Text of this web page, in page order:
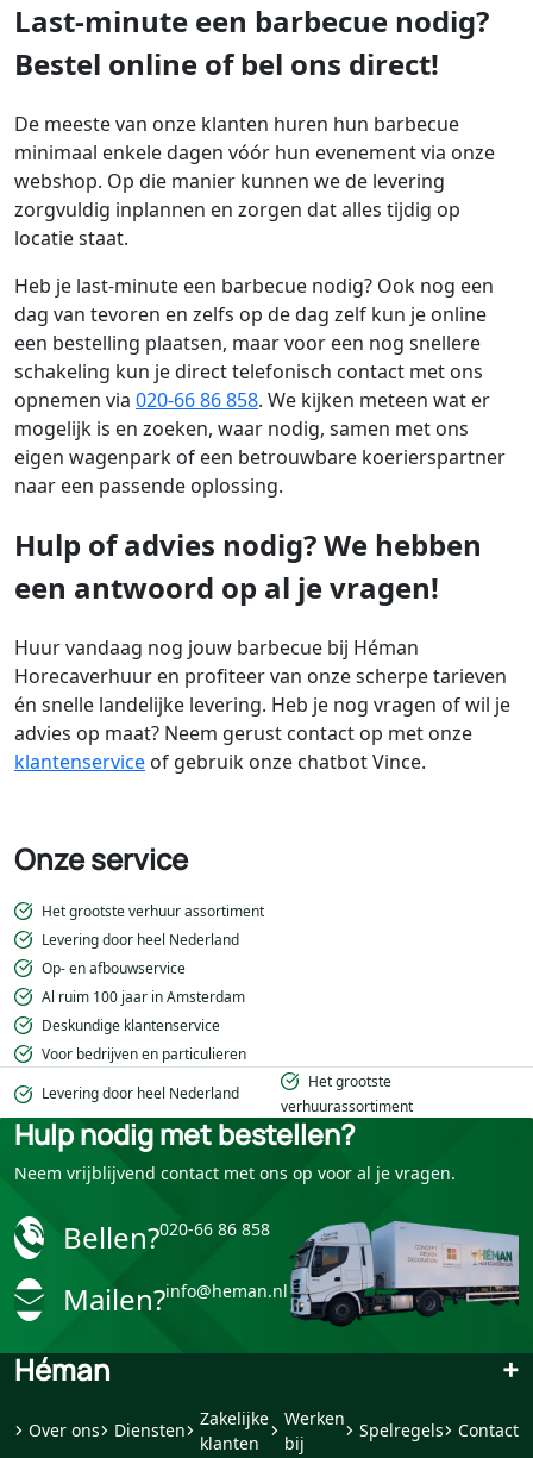
Onze service
Het grootste verhuur assortiment
Levering door heel Nederland
Op- en afbouwservice
Al ruim 100 jaar in Amsterdam
Deskundige klantenservice
Voor bedrijven en particulieren
Last-minute een barbecue nodig?
Bestel online of bel ons direct!
De meeste van onze klanten huren hun barbecue
minimaal enkele dagen vóór hun evenement via onze
webshop. Op die manier kunnen we de levering
zorgvuldig inplannen en zorgen dat alles tijdig op
locatie staat.
Heb je last‑minute een barbecue nodig? Ook nog een
dag van tevoren en zelfs op de dag zelf kun je online
een bestelling plaatsen, maar voor een nog snellere
schakeling kun je direct telefonisch contact met ons
opnemen via 020‑66 86 858. We kijken meteen wat er
mogelijk is en zoeken, waar nodig, samen met ons
eigen wagenpark of een betrouwbare koerierspartner
naar een passende oplossing.
Hulp of advies nodig? We hebben
een antwoord op al je vragen!
Huur vandaag nog jouw barbecue bij Héman
Horecaverhuur en profiteer van onze scherpe tarieven
én snelle landelijke levering. Heb je nog vragen of wil je
advies op maat? Neem gerust contact op met onze
klantenservice of gebruik onze chatbot Vince.
Levering door heel Nederland
Het grootste
verhuurassortiment
Hulp nodig met bestellen?
Neem vrijblijvend contact met ons op voor al je vragen.
Bellen?020-66 86 858
Mailen?info@heman.nl
Héman +
Over ons Diensten
Zakelijke
klanten
Werken
bij
Spelregels Contact